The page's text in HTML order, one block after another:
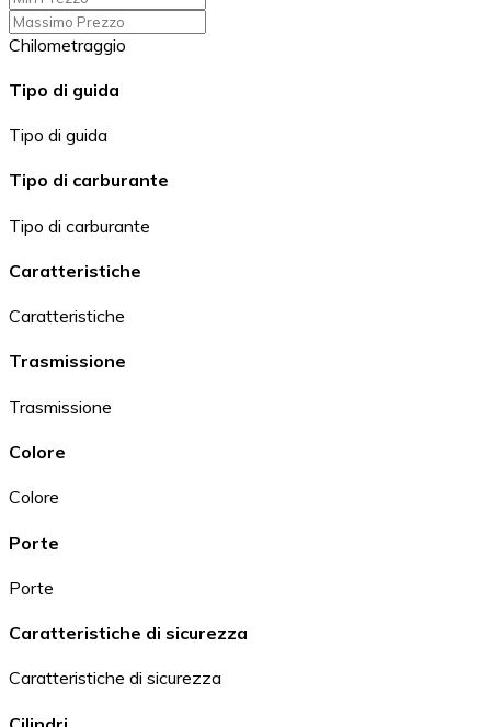
Chilometraggio
Tipo di guida
Tipo di guida
Tipo di carburante
Tipo di carburante
Caratteristiche
Caratteristiche
Trasmissione
Trasmissione
Colore
Colore
Porte
Porte
Caratteristiche di sicurezza
Caratteristiche di sicurezza